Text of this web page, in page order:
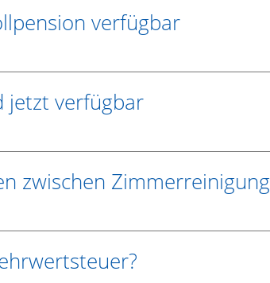
verfügbar
jetzt verfügbar
zwischen Zimmerreinigung